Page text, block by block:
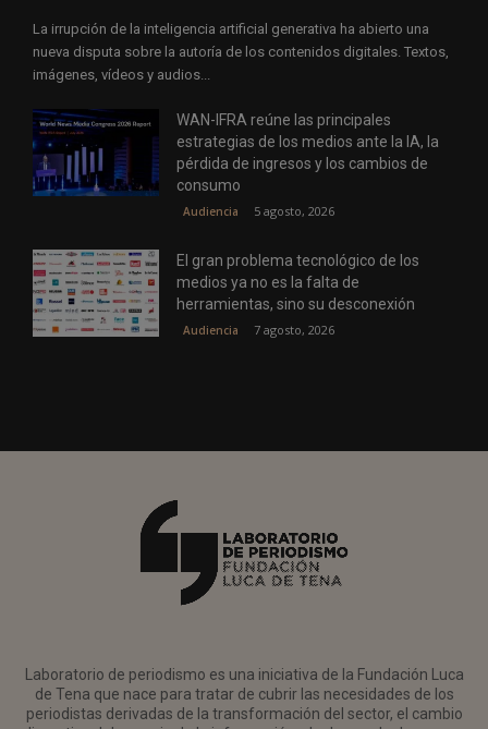
La irrupción de la inteligencia artificial generativa ha abierto una
nueva disputa sobre la autoría de los contenidos digitales. Textos,
imágenes, vídeos y audios...
WAN-IFRA reúne las principales
estrategias de los medios ante la IA, la
pérdida de ingresos y los cambios de
consumo
Audiencia 5 agosto, 2026
El gran problema tecnológico de los
medios ya no es la falta de
herramientas, sino su desconexión
Audiencia 7 agosto, 2026
Laboratorio de periodismo es una iniciativa de la Fundación Luca
de Tena que nace para tratar de cubrir las necesidades de los
periodistas derivadas de la transformación del sector, el cambio